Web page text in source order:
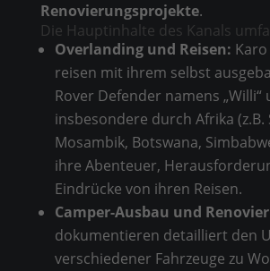
Renovierungsprojekte.
Die Hauptinhalte des Kanals
Overlanding und Reisen:
reisen mit ihrem selbst
Rover Defender namens „Willi“
insbesondere durch Afrika (z.B.
Mosambik, Botswana,
ihre Abenteuer,
Eindrücke von ihren Reisen.
Camper-Ausbau und
dokumentieren detailliert den
verschiedener Fahrzeuge zu